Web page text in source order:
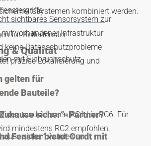
für Kellerfenster
mit Einbruchschutz
kombiniert werden.
sichtbares Sensorsystem zur
vorhandener Infrastruktur
keine Datenschutzprobleme
präzise Lokalisierung und
& Qualität
gelten für
Bauteile?
RC1 bis RC6. Für
mindestens RC2 empfohlen.
sicher“-Partner?
sicher“ wurde von
Fenster bietet Curdt mit